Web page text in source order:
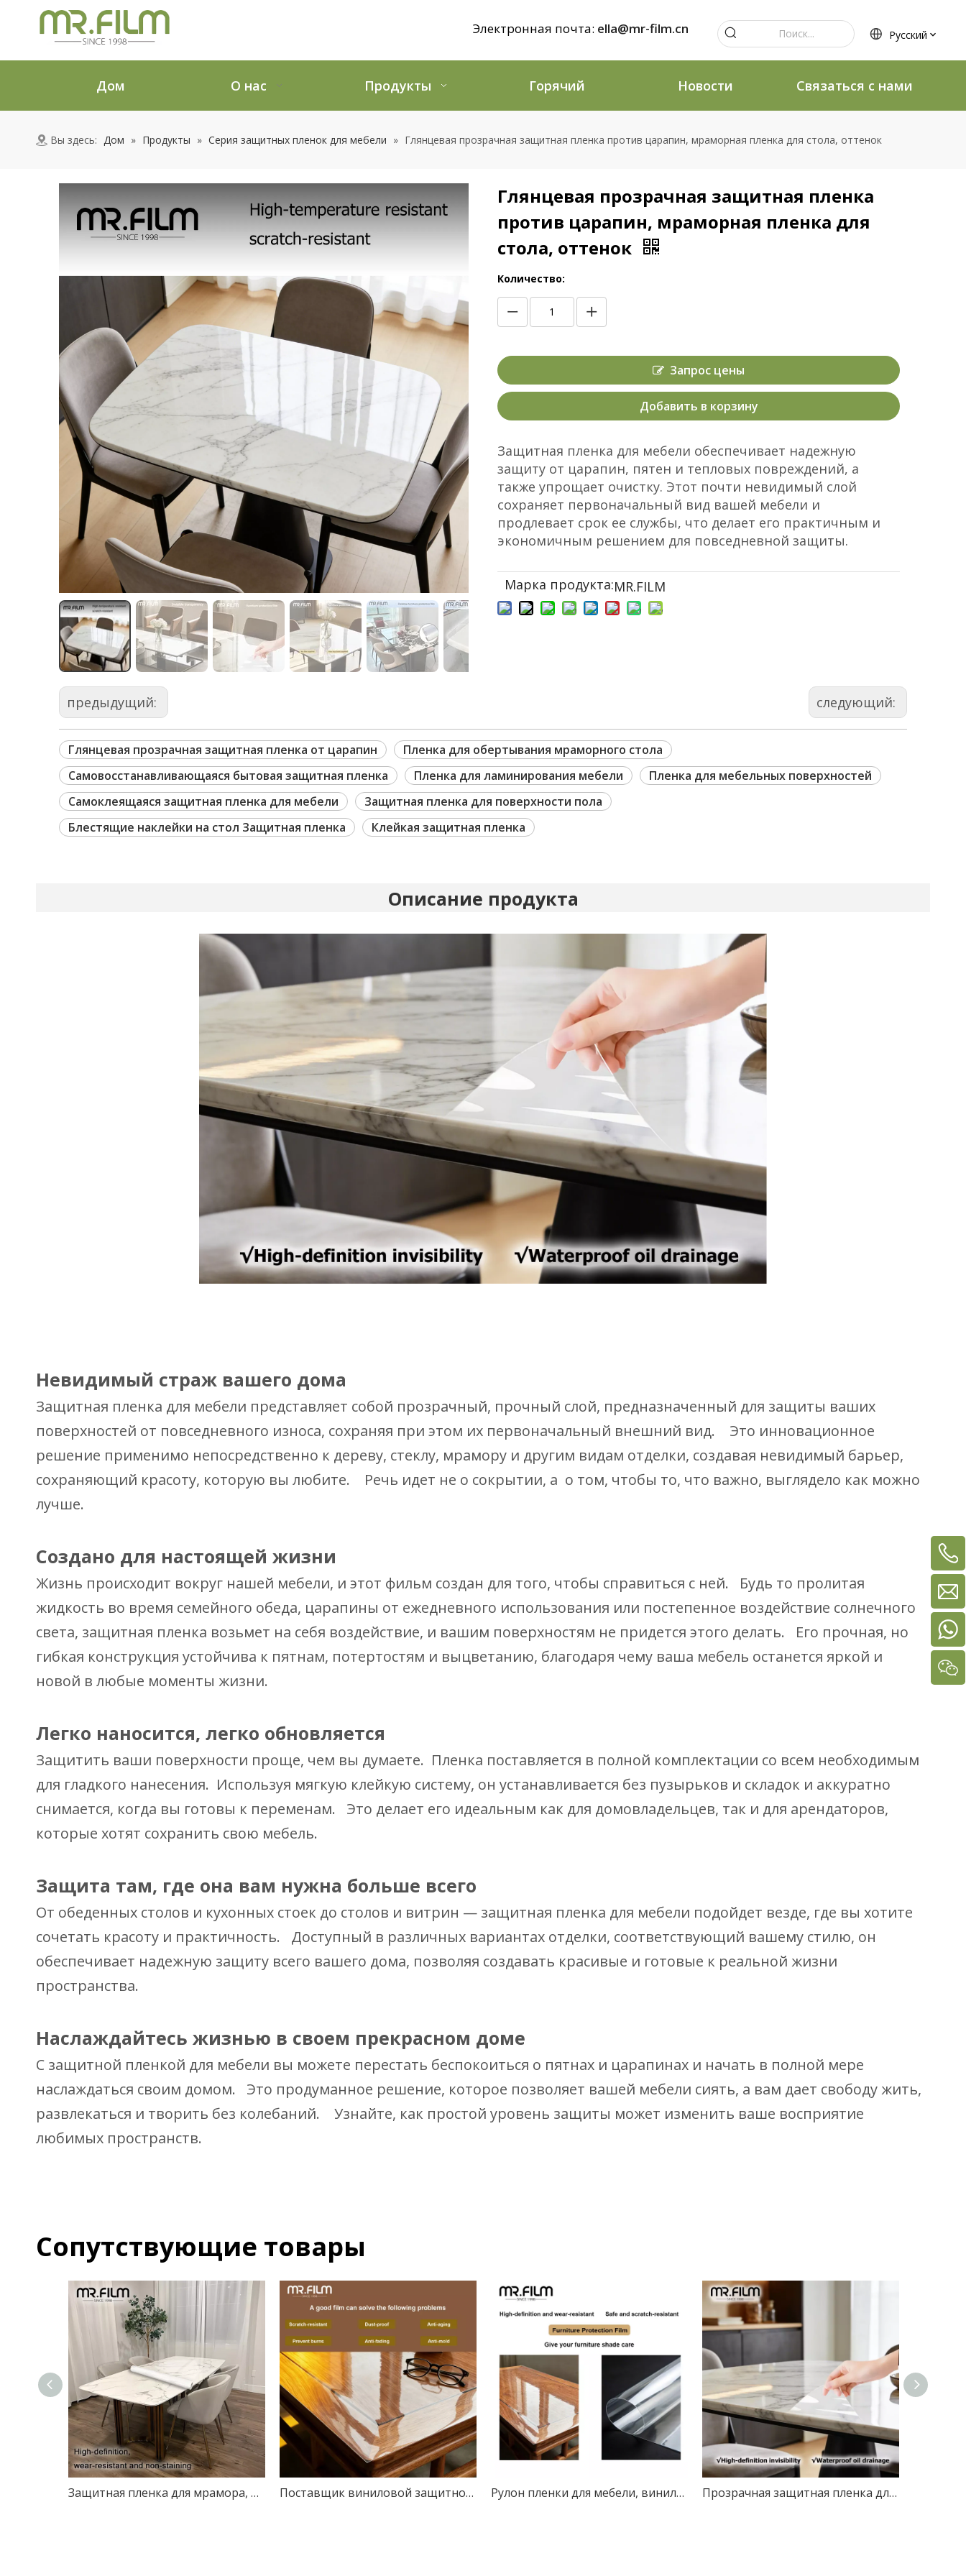
Электронная почта: ella@mr-film.cn Pусский
Дом О нас Продукты Горячий Новости Связаться с нами
Вы здесь: Дом » Продукты » Серия защитных пленок для мебели » Глянцевая прозрачная защитная пленка против царапин, мраморная пленка для стола, оттенок
Глянцевая прозрачная защитная пленка
против царапин, мраморная пленка для
стола, оттенок
Количество:
Запрос цены
Добавить в корзину
Защитная пленка для мебели обеспечивает надежную
защиту от царапин, пятен и тепловых повреждений, а
также упрощает очистку. Этот почти невидимый слой
сохраняет первоначальный вид вашей мебели и
продлевает срок ее службы, что делает его практичным и
экономичным решением для повседневной защиты.
Марка продукта:MR.FILM
предыдущий: следующий:
Глянцевая прозрачная защитная пленка от царапин
Пленка для обертывания мраморного стола
Самовосстанавливающаяся бытовая защитная пленка
Пленка для ламинирования мебели
Пленка для мебельных поверхностей
Самоклеящаяся защитная пленка для мебели
Защитная пленка для поверхности пола
Блестящие наклейки на стол Защитная пленка
Клейкая защитная пленка
Описание продукта
Невидимый страж вашего дома
Защитная пленка для мебели представляет собой прозрачный, прочный слой, предназначенный для защиты ваших
поверхностей от повседневного износа, сохраняя при этом их первоначальный внешний вид. Это инновационное
решение применимо непосредственно к дереву, стеклу, мрамору и другим видам отделки, создавая невидимый барьер,
сохраняющий красоту, которую вы любите. Речь идет не о сокрытии, а о том, чтобы то, что важно, выглядело как можно
лучше.
Создано для настоящей жизни
Жизнь происходит вокруг нашей мебели, и этот фильм создан для того, чтобы справиться с ней. Будь то пролитая
жидкость во время семейного обеда, царапины от ежедневного использования или постепенное воздействие солнечного
света, защитная пленка возьмет на себя воздействие, и вашим поверхностям не придется этого делать. Его прочная, но
гибкая конструкция устойчива к пятнам, потертостям и выцветанию, благодаря чему ваша мебель останется яркой и
новой в любые моменты жизни.
Легко наносится, легко обновляется
Защитить ваши поверхности проще, чем вы думаете. Пленка поставляется в полной комплектации со всем необходимым
для гладкого нанесения. Используя мягкую клейкую систему, он устанавливается без пузырьков и складок и аккуратно
снимается, когда вы готовы к переменам. Это делает его идеальным как для домовладельцев, так и для арендаторов,
которые хотят сохранить свою мебель.
Защита там, где она вам нужна больше всего
От обеденных столов и кухонных стоек до столов и витрин — защитная пленка для мебели подойдет везде, где вы хотите
сочетать красоту и практичность. Доступный в различных вариантах отделки, соответствующий вашему стилю, он
обеспечивает надежную защиту всего вашего дома, позволяя создавать красивые и готовые к реальной жизни
пространства.
Наслаждайтесь жизнью в своем прекрасном доме
С защитной пленкой для мебели вы можете перестать беспокоиться о пятнах и царапинах и начать в полной мере
наслаждаться своим домом. Это продуманное решение, которое позволяет вашей мебели сиять, а вам дает свободу жить,
развлекаться и творить без колебаний. Узнайте, как простой уровень защиты может изменить ваше восприятие
любимых пространств.
Сопутствующие товары
Защитная пленка для мрамора, прозрачный оттенок Поставщик виниловой защитной пленки для стола прозрачный прозрачный оттенок Рулон пленки для мебели, виниловая пленка для столов Прозрачная защитная пленка для пола